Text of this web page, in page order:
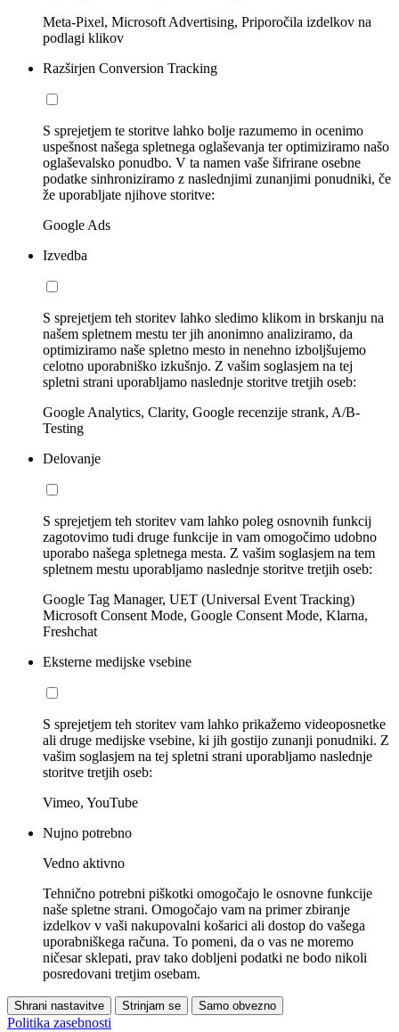
Meta-Pixel, Microsoft Advertising, Priporočila izdelkov na
podlagi klikov
Razširjen Conversion Tracking
S sprejetjem te storitve lahko bolje razumemo in ocenimo
uspešnost našega spletnega oglaševanja ter optimiziramo našo
oglaševalsko ponudbo. V ta namen vaše šifrirane osebne
podatke sinhroniziramo z naslednjimi zunanjimi ponudniki, če
že uporabljate njihove storitve:
Google Ads
Izvedba
S sprejetjem teh storitev lahko sledimo klikom in brskanju na
našem spletnem mestu ter jih anonimno analiziramo, da
optimiziramo naše spletno mesto in nenehno izboljšujemo
celotno uporabniško izkušnjo. Z vašim soglasjem na tej
spletni strani uporabljamo naslednje storitve tretjih oseb:
Google Analytics, Clarity, Google recenzije strank, A/B-
Testing
Delovanje
S sprejetjem teh storitev vam lahko poleg osnovnih funkcij
zagotovimo tudi druge funkcije in vam omogočimo udobno
uporabo našega spletnega mesta. Z vašim soglasjem na tem
spletnem mestu uporabljamo naslednje storitve tretjih oseb:
Google Tag Manager, UET (Universal Event Tracking)
Microsoft Consent Mode, Google Consent Mode, Klarna,
Freshchat
Eksterne medijske vsebine
S sprejetjem teh storitev vam lahko prikažemo videoposnetke
ali druge medijske vsebine, ki jih gostijo zunanji ponudniki. Z
vašim soglasjem na tej spletni strani uporabljamo naslednje
storitve tretjih oseb:
Vimeo, YouTube
Nujno potrebno
Vedno aktivno
Tehnično potrebni piškotki omogočajo le osnovne funkcije
naše spletne strani. Omogočajo vam na primer zbiranje
izdelkov v vaši nakupovalni košarici ali dostop do vašega
uporabniškega računa. To pomeni, da o vas ne moremo
ničesar sklepati, prav tako dobljeni podatki ne bodo nikoli
posredovani tretjim osebam.
Shrani nastavitve Strinjam se Samo obvezno
Politika zasebnosti